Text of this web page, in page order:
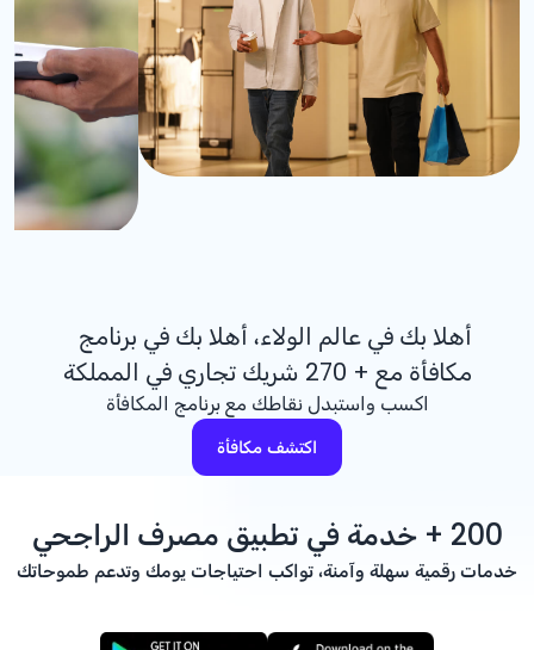
أهلا بك في عالم الولاء، أهلا بك في برنامج
مكافأة مع + 270 شريك تجاري في المملكة
اكسب واستبدل نقاطك مع برنامج المكافأة
اكتشف مكافأة
+ 200 خدمة في تطبيق مصرف الراجحي
خدمات رقمية سهلة وآمنة، تواكب احتياجات يومك وتدعم طموحاتك